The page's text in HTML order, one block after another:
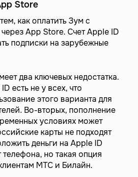
Store
как оплатить Зум с
App Store. Счет Apple ID
подписки на зарубежные
два ключевых недостатка.
есть не у всех, что
этого варианта для
Во-вторых, пополнение
условиях может
карты не подходят
деньги на Apple ID
но такая опция
МТС и Билайн.